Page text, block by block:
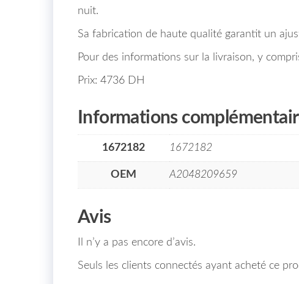
nuit.
Sa fabrication de haute qualité garantit un
Pour des informations sur la livraison, y
Prix: 4736 DH
Informations
1672182 1672182
OEM A2048209659
Avis
Il n’y a pas encore d’avis.
Seuls les clients connectés ayant acheté ce